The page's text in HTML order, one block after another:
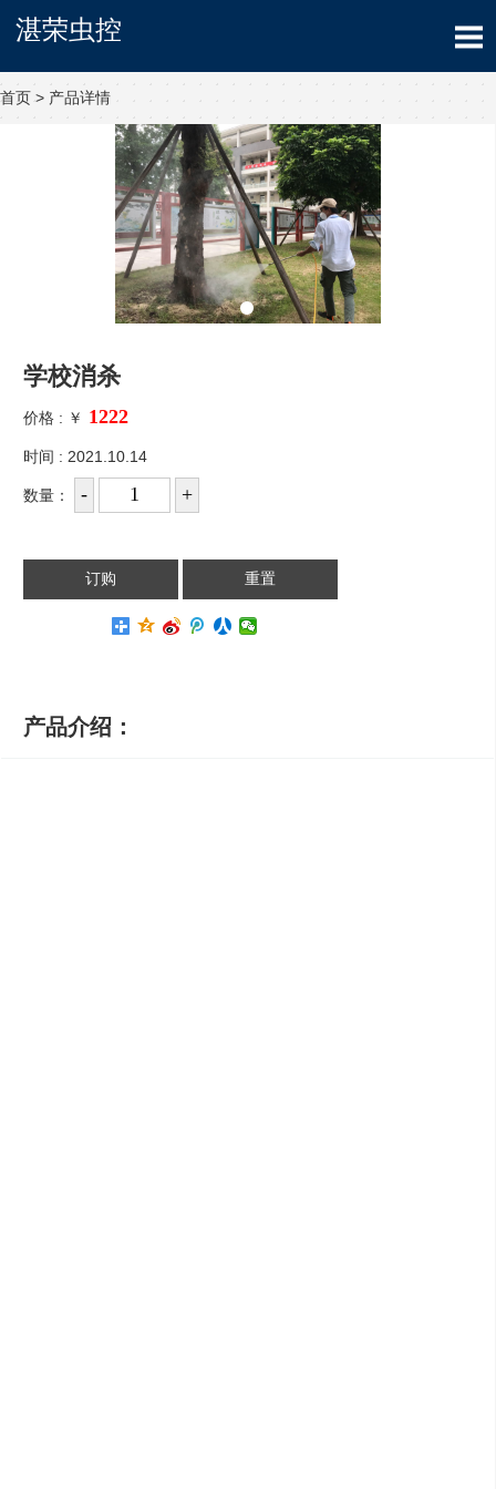
湛荣虫控
首页 > 产品详情
学校消杀
价格 : ￥
时间 : 2021.10.14
数量：
产品介绍：